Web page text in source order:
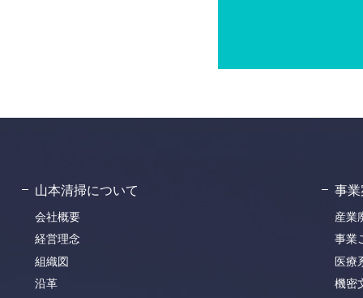
山本清掃について
会社概要
経営理念
組織図
沿革
事
産業
事業
医療
機密